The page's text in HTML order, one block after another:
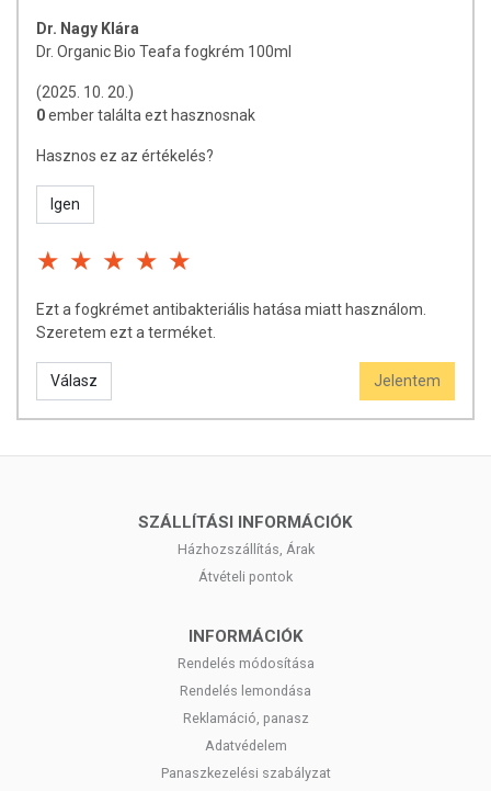
Dr. Nagy Klára
Dr. Organic Bio Teafa fogkrém 100ml
(2025. 10. 20.)
0ember találta ezt hasznosnak
Hasznos ez az értékelés?
Igen
Ezt a fogkrémet antibakteriális hatása miatt használom.
Szeretem ezt a terméket.
Válasz Jelentem
SZÁLLÍTÁSI INFORMÁCIÓK
Házhozszállítás, Árak
Átvételi pontok
INFORMÁCIÓK
Rendelés módosítása
Rendelés lemondása
Reklamáció, panasz
Adatvédelem
Panaszkezelési szabályzat